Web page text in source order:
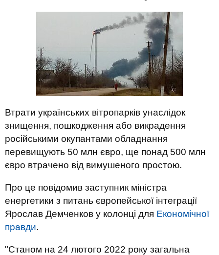
Втрати українських вітропарків унаслідок
знищення, пошкодження або викрадення
російськими окупантами обладнання
перевищують 50 млн євро, ще понад 500 млн
євро втрачено від вимушеного простою.
Про це повідомив заступник міністра
енергетики з питань європейської інтеграції
Ярослав Демченков у колонці для Економічної
правди.
"Станом на 24 лютого 2022 року загальна